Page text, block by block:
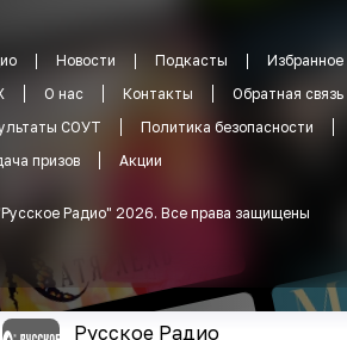
Новости Подкасты Избранное
О нас Контакты Обратная связь
СОУТ
Политика безопасности
призов
Акции
Русское Радио" 2026. Все права защищены
Русское Радио